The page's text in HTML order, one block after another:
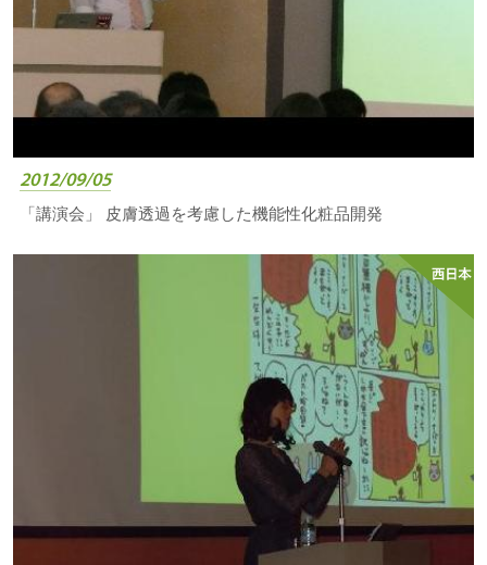
2012/09/05
「講演会」 皮膚透過を考慮した機能性化粧品開発